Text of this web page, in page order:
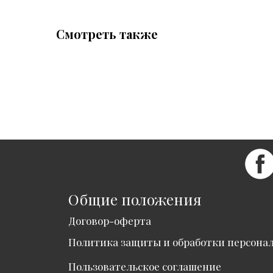
Смотреть также
Общие положения
Договор-оферта
Политика защиты и обработки
Пользовательское соглашение